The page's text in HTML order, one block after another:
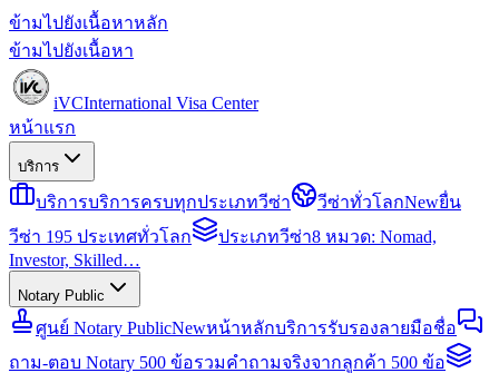
ข้ามไปยังเนื้อหาหลัก
ข้ามไปยังเนื้อหา
iVCInternational Visa Center
หน้าแรก
บริการ
บริการบริการครบทุกประเภทวีซ่า วีซ่าทั่วโลกNewยื่น
วีซ่า 195 ประเทศทั่วโลก
ประเภทวีซ่า8 หมวด: Nomad,
Investor, Skilled…
Notary Public
ศูนย์ Notary PublicNewหน้าหลักบริการรับรองลายมือชื่อ
ถาม-ตอบ Notary 500 ข้อรวมคำถามจริงจากลูกค้า 500 ข้อ